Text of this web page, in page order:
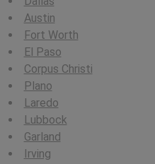
Austin
Fort Worth
El Paso
Corpus Christi
Plano
Laredo
Lubbock
Garland
Irving